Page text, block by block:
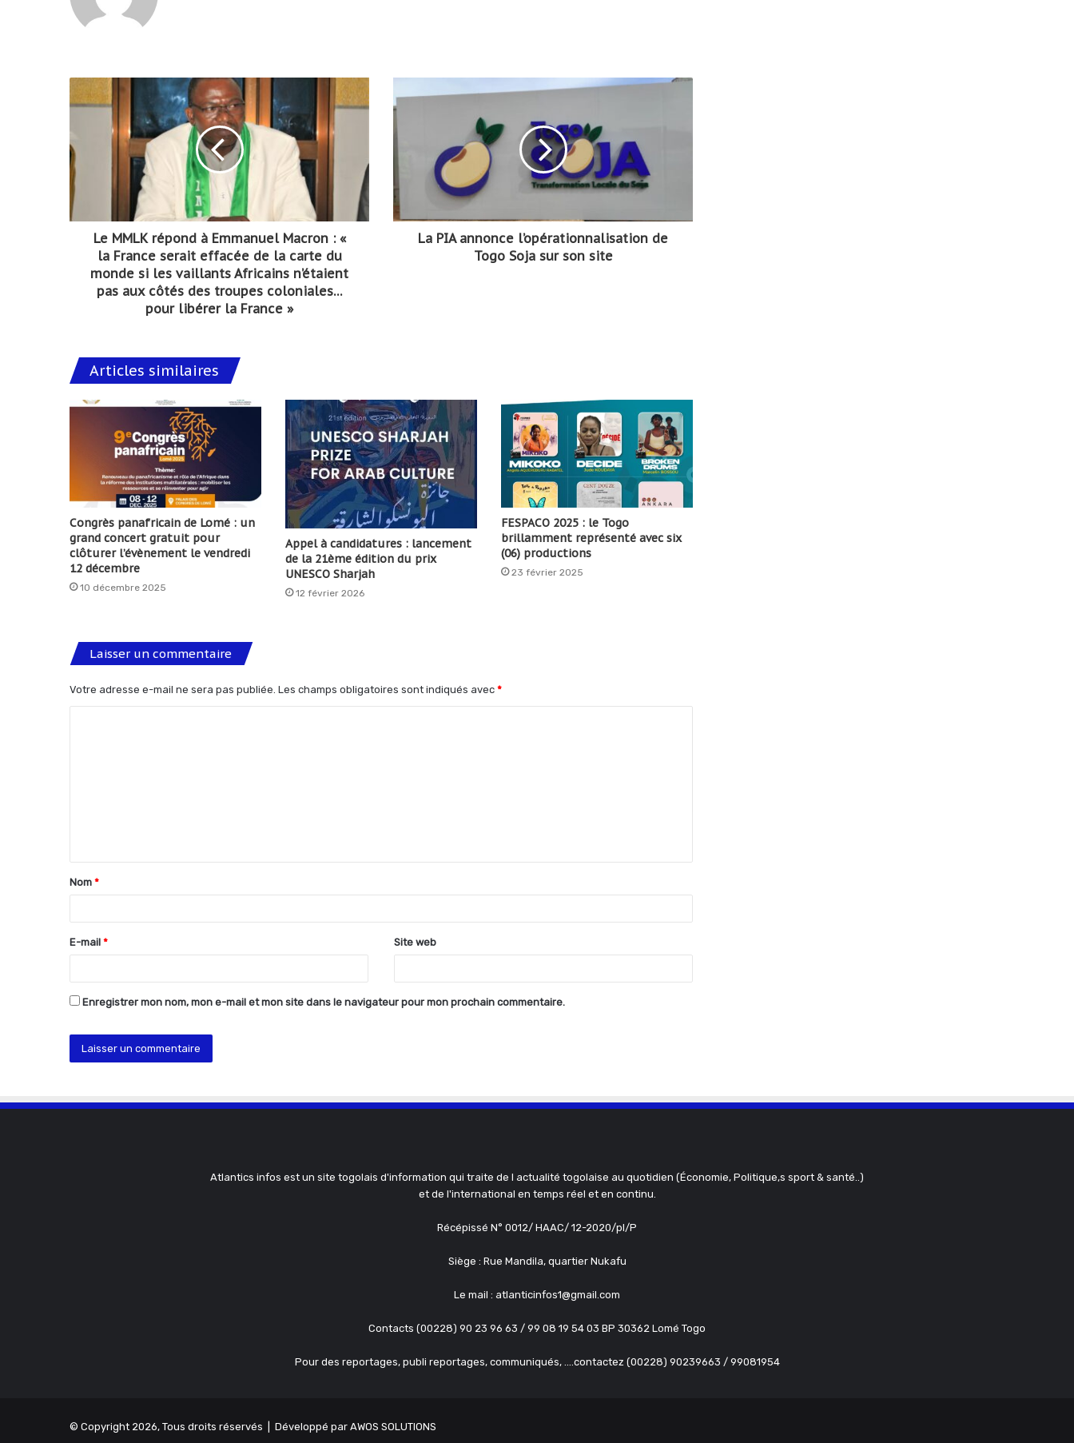
Le MMLK répond à Emmanuel Macron : «
la France serait effacée de la carte du
monde si les vaillants Africains n’étaient
pas aux côtés des troupes coloniales…
pour libérer la France »
La PIA annonce l’opérationnalisation de
Togo Soja sur son site
Articles similaires
Congrès panafricain de Lomé : un
grand concert gratuit pour
clôturer l’évènement le vendredi
12 décembre
10 décembre 2025
Appel à candidatures : lancement
de la 21ème édition du prix
UNESCO Sharjah
12 février 2026
FESPACO 2025 : le Togo
brillamment représenté avec six
(06) productions
23 février 2025
Laisser un commentaire
Votre adresse e-mail ne sera pas publiée. Les champs obligatoires sont indiqués avec *
t
a
e
*
Nom *
E-mail * Site web
Enregistrer mon nom, mon e-mail et mon site dans le navigateur pour mon prochain commentaire.
Atlantics infos est un site togolais d'information qui traite de l actualité togolaise au quotidien (Économie, Politique,s sport & santé..)
et de l'international en temps réel et en continu.
Récépissé N° 0012/ HAAC/ 12-2020/pl/P
Siège : Rue Mandila, quartier Nukafu
Le mail : atlanticinfos1@gmail.com
Contacts (00228) 90 23 96 63 / 99 08 19 54 03 BP 30362 Lomé Togo
Pour des reportages, publi reportages, communiqués, ....contactez (00228) 90239663 / 99081954
© Copyright 2026, Tous droits réservés | Développé par AWOS SOLUTIONS